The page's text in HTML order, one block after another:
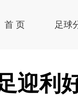
首 页 足球
迎利